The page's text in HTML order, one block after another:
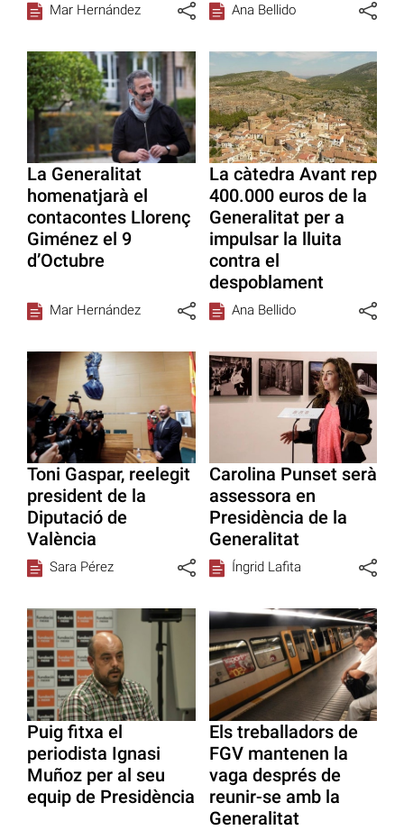
Mar Hernández Ana Bellido
La Generalitat
homenatjarà el
contacontes Llorenç
Giménez el 9
d’Octubre
Mar Hernández
La càtedra Avant rep
400.000 euros de la
Generalitat per a
impulsar la lluita
contra el
despoblament
Ana Bellido
Toni Gaspar, reelegit
president de la
Diputació de
València
Sara Pérez
Carolina Punset serà
assessora en
Presidència de la
Generalitat
Íngrid Lafita
Puig fitxa el
periodista Ignasi
Muñoz per al seu
equip de Presidència
Els treballadors de
FGV mantenen la
vaga després de
reunir-se amb la
Generalitat